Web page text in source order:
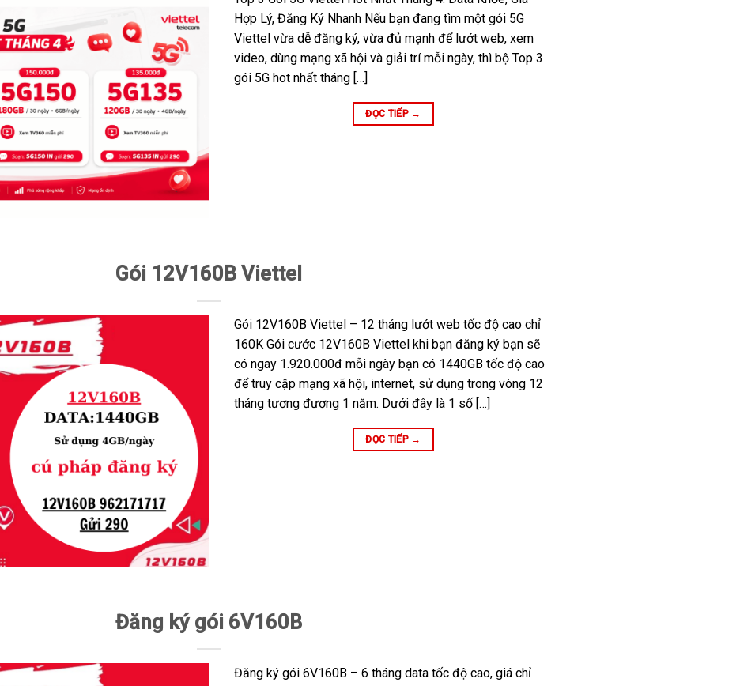
Hợp Lý, Đăng Ký Nhanh Nếu bạn đang tìm một gói 5G
Viettel vừa dễ đăng ký, vừa đủ mạnh để lướt web, xem
video, dùng mạng xã hội và giải trí mỗi ngày, thì bộ Top 3
gói 5G hot nhất tháng […]
ĐỌC TIẾP →
Gói 12V160B Viettel
Gói 12V160B Viettel – 12 tháng lướt web tốc độ cao chỉ
160K Gói cước 12V160B Viettel khi bạn đăng ký bạn sẽ
có ngay 1.920.000đ mỗi ngày bạn có 1440GB tốc độ cao
để truy cập mạng xã hội, internet, sử dụng trong vòng 12
tháng tương đương 1 năm. Dưới đây là 1 số […]
ĐỌC TIẾP →
Đăng ký gói 6V160B
Đăng ký gói 6V160B – 6 tháng data tốc độ cao, giá chỉ